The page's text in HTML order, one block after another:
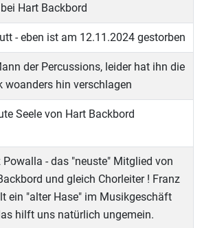
Hart Backbord
- eben ist am 12.11.2024 gestorben
der Percussions, leider hat ihn die
woanders hin verschlagen
Seele von Hart Backbord
Powalla - das "neuste" Mitglied von
und gleich Chorleiter ! Franz
ein "alter Hase" im Musikgeschäft
hilft uns natürlich ungemein.